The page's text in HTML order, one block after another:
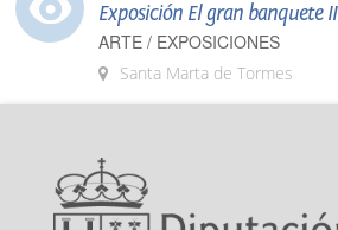
Exposición El gran banquete II
ARTE / EXPOSICIONES
Santa Marta de Tormes